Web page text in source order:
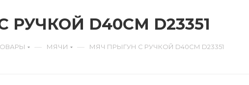
D40СМ D23351
— МЯЧИ — МЯЧ ПРЫГУН С РУЧКОЙ D40СМ D23351